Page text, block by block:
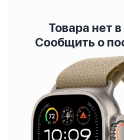
Товара нет
Сообщить о